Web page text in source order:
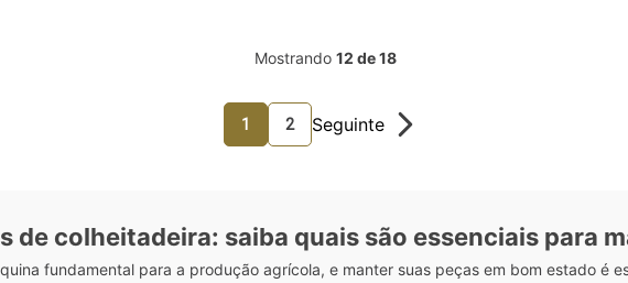
Mostrando 12 de 18
1 2
de colheitadeira: saiba quais são essenciais para
fundamental para a produção agrícola, e manter suas peças em bom estado é